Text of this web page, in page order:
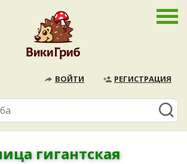
ВОЙТИ РЕГИСТРАЦИЯ
гигантская